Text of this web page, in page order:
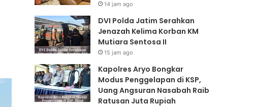
14 jam ago
DVI Polda Jatim Serahkan
Jenazah Kelima Korban KM
Mutiara Sentosa II
15 jam ago
Kapolres Aryo Bongkar
Modus Penggelapan di KSP,
Uang Angsuran Nasabah Raib
Ratusan Juta Rupiah